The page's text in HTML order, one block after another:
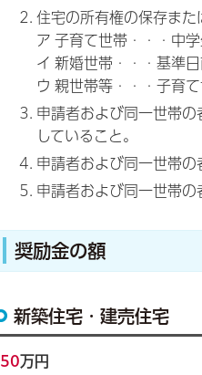
住宅の所有権の保存また
ア 子育て世帯・・・中
イ 新婚世帯・・・基準
ウ 親世帯等・・・子育
申請者および同一世帯
していること。
申請者および同一世帯
申請者および同一世帯
奨励金の額
新築住宅・建売住宅
50 万円